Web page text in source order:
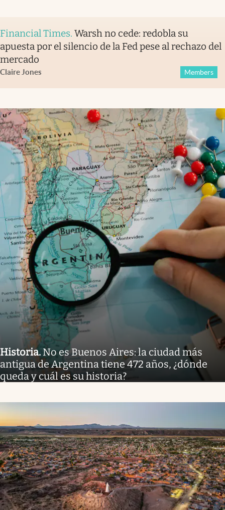
Financial Times. Warsh no cede: redobla su
apuesta por el silencio de la Fed pese al rechazo del
mercado
Claire Jones Members
Historia. No es Buenos Aires: la ciudad más
antigua de Argentina tiene 472 años, ¿dónde
queda y cuál es su historia?